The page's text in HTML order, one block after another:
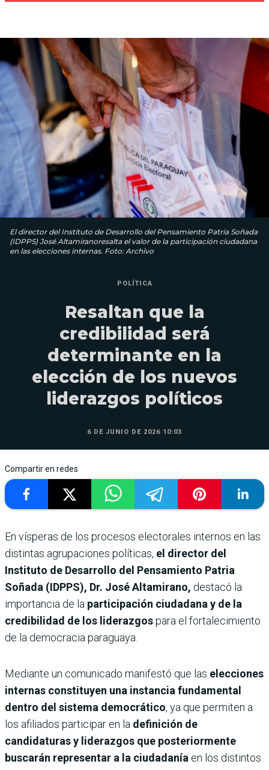
El director del Instituto de Desarrollo del Pensamiento Patria Soñada
(IDPPS) José Altamiranoresalta el valor de la participación ciudadana
en las elecciones internas. Foto: Archivo
POLÍTICA
Resaltan que la
credibilidad será
determinante en la
elección de los nuevos
liderazgos políticos
6 DE JUNIO DE 2026 10:03
Compartir en redes
En vísperas de los procesos electorales internos en las
distintas agrupaciones políticas, el director del
Instituto de Desarrollo del Pensamiento Patria
Soñada (IDPPS), Dr. José Altamirano, destacó la
importancia de la participación ciudadana y de la
credibilidad de los liderazgospara el fortalecimiento
de la democracia paraguaya.
Mediante un comunicado manifestó que las elecciones
internas constituyen una instancia fundamental
dentro del sistema democrático, ya que permiten a
los afiliados participar en la definición de
candidaturas y liderazgos que posteriormente
buscarán representar a la ciudadanía en los distintos